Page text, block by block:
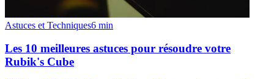
Astuces et Techniques6 min
Les 10 meilleures astuces pour résoudre votre
Rubik's Cube